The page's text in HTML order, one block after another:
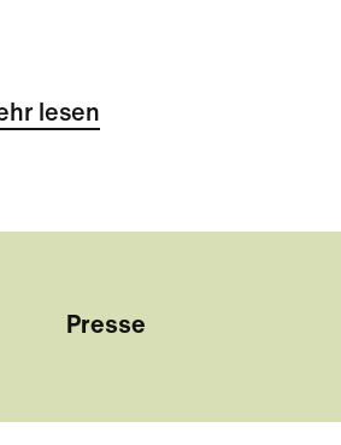
lesen
Presse